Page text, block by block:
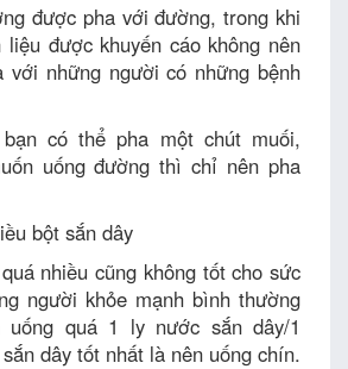
được pha với đường, trong khi
được khuyến cáo không nên
với những người có những bệnh
có thể pha một chút muối,
uống đường thì chỉ nên pha
bột sắn dây
nhiều cũng không tốt cho sức
người khỏe mạnh bình thường
uống quá 1 ly nước sắn dây/1
dây tốt nhất là nên uống chín.